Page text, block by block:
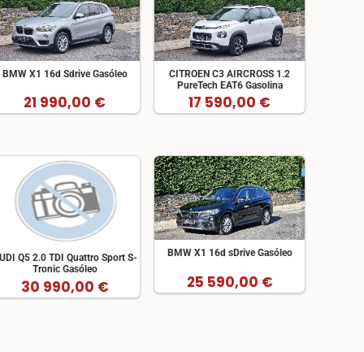
BMW X1 16d Sdrive Gasóleo
21 990,00 €
CITROEN C3 AIRCROSS 1.2
PureTech EAT6 Gasolina
17 590,00 €
Q5 2.0 TDI Quattro Sport S-
Tronic Gasóleo
30 990,00 €
BMW X1 16d sDrive Gasóleo
25 590,00 €